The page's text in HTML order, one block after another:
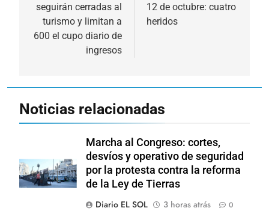
entradas
seguirán cerradas al
turismo y limitan a
600 el cupo diario de
ingresos
12 de octubre: cuatro
heridos
Noticias relacionadas
Marcha al Congreso: cortes,
desvíos y operativo de seguridad
por la protesta contra la reforma
de la Ley de Tierras
Diario EL SOL
3 horas atrás 0